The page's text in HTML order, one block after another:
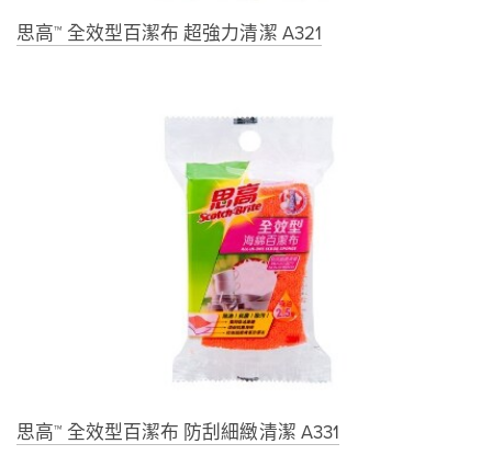
思高™ 全效型百潔布 超強力清潔 A321
思高™ 全效型百潔布 防刮細緻清潔 A331